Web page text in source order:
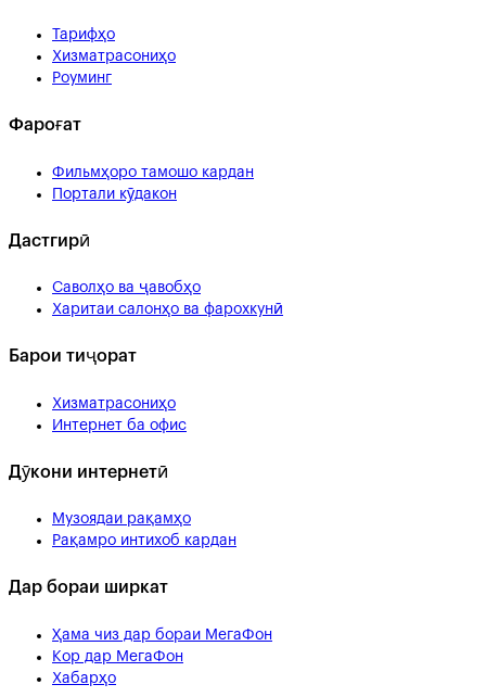
Тарифҳо
Хизматрасониҳо
Роуминг
Фароғат
Фильмҳоро тамошо кардан
Портали кӯдакон
Дастгирӣ
Саволҳо ва ҷавобҳо
Харитаи салонҳо ва фарохкунӣ
Барои тиҷорат
Хизматрасониҳо
Интернет ба офис
Дӯкони интернетӣ
Музоядаи рақамҳо
Рақамро интихоб кардан
Дар бораи ширкат
Ҳама чиз дар бораи МегаФон
Кор дар МегаФон
Хабарҳо